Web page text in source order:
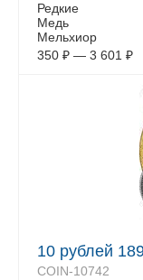
Редкие
Медь
Мельхиор
350 ₽ — 3 601 ₽
10 рублей
COIN-10742